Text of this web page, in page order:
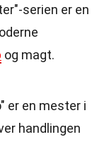
serien er en
og magt.
er en mester i
handlingen